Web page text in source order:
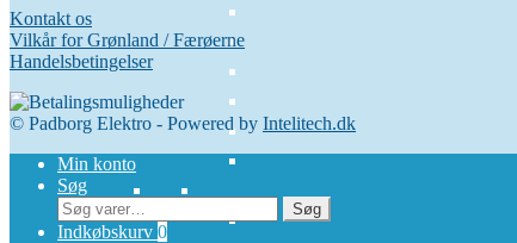
Kontakt os
Vilkår for Grønland / Færøerne
Handelsbetingelser
© Padborg Elektro - Powered by Intelitech.dk
Min konto
Søg
Søg
efter:
Søg
Indkøbskurv 0